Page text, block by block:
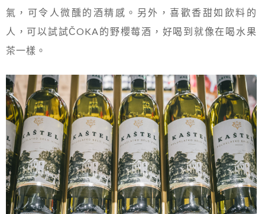
氣，可令人微醺的酒精感。另外，喜歡香甜如飲料的
人，可以試試ČOKA的野櫻莓酒，好喝到就像在喝水果
茶一樣。